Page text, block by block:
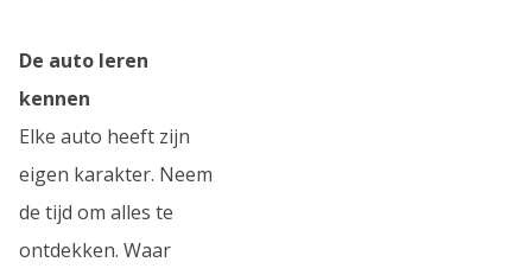
De auto leren
kennen
Elke auto heeft zijn
eigen karakter. Neem
de tijd om alles te
ontdekken. Waar